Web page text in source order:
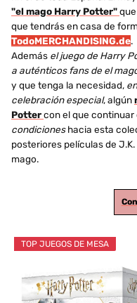
"el mago Harry Potter"
que tendrás en casa de
TodoMERCHANDISING.de.
Además el juego de Harry
a auténticos fans de el
y que tenga la necesidad,
celebración especial, algún
Pottercon el que continuar
condicioneshacia esta
posteriores películas de
mago.
TOP JUEGOS DE MESA